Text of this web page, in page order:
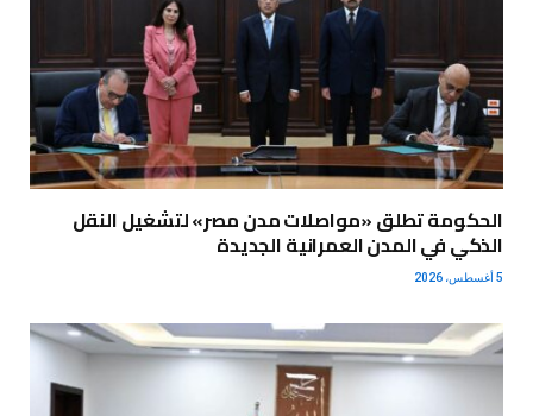
الحكومة تطلق «مواصلات مدن مصر» لتشغيل النقل
الذكي في المدن العمرانية الجديدة
5 أغسطس، 2026